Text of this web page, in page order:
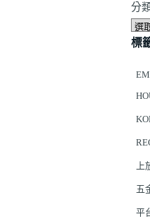
分
標
上
五
平